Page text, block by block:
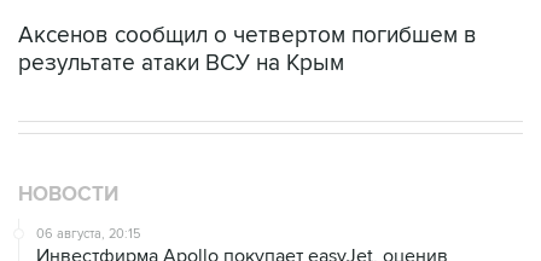
Аксенов сообщил о четвертом погибшем в
результате атаки ВСУ на Крым
НОВОСТИ
06 августа, 20:15
Инвестфирма Apollo покупает easyJet, оценив